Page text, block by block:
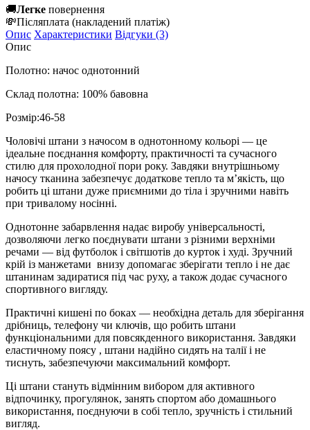
🚚Легке повернення
💸Післяплата (накладений платіж)
Опис Характеристики Відгуки (3)
Опис
Полотно: начос однотонний
Склад полотна: 100% бавовна
Розмір:46-58
Чоловічі штани з начосом в однотонному кольорі — це
ідеальне поєднання комфорту, практичності та сучасного
стилю для прохолодної пори року. Завдяки внутрішньому
начосу тканина забезпечує додаткове тепло та м’якість, що
робить ці штани дуже приємними до тіла і зручними навіть
при тривалому носінні.
Однотонне забарвлення надає виробу універсальності,
дозволяючи легко поєднувати штани з різними верхніми
речами — від футболок і світшотів до курток і худі. Зручний
крій із манжетами внизу допомагає зберігати тепло і не дає
штанинам задиратися під час руху, а також додає сучасного
спортивного вигляду.
Практичні кишені по боках — необхідна деталь для зберігання
дрібниць, телефону чи ключів, що робить штани
функціональними для повсякденного використання. Завдяки
еластичному поясу , штани надійно сидять на талії і не
тиснуть, забезпечуючи максимальний комфорт.
Ці штани стануть відмінним вибором для активного
відпочинку, прогулянок, занять спортом або домашнього
використання, поєднуючи в собі тепло, зручність і стильний
вигляд.